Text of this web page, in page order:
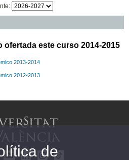
ofertada este curso 2014-2015
2013-2014
2012-2013
de